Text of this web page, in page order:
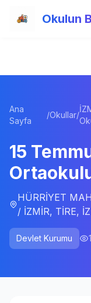
Okulun
Okullar
Haberler
Blog
Hakkımızda
İletişim
Ana
Sayfa
/Okullar/
15
HÜRRİYET
/ İZMİR, TİRE,
Devlet Kurumu